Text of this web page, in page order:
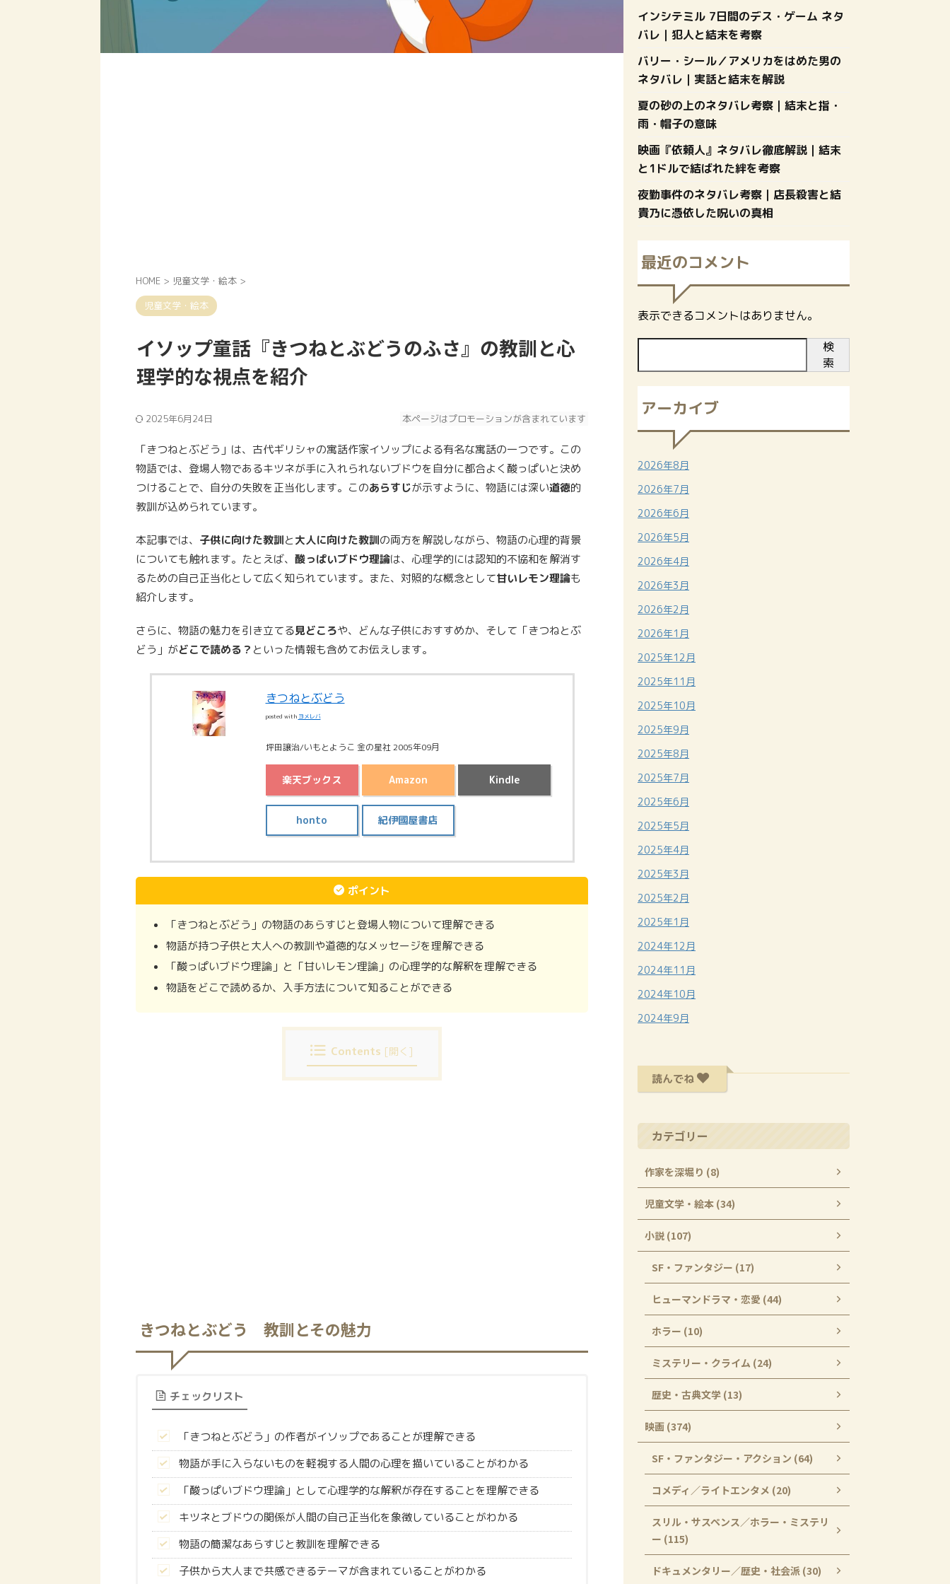
HOME > 児童文学・絵本 >
児童文学・絵本
イソップ童話『きつねとぶどうのふさ』の教訓と心
理学的な視点を紹介
2025年6月24日 本ページはプロモーションが含まれています
「きつねとぶどう」は、古代ギリシャの寓話作家イソップによる有名な寓話の一つです。この
物語では、登場人物であるキツネが手に入れられないブドウを自分に都合よく酸っぱいと決め
つけることで、自分の失敗を正当化します。このあらすじが示すように、物語には深い道徳的
教訓が込められています。
本記事では、 子供に向けた教訓と大人に向けた教訓の両方を解説しながら、物語の心理的背景
についても触れます。たとえば、 酸っぱいブドウ理論は、心理学的には認知的不協和を解消す
るための自己正当化として広く知られています。また、対照的な概念として甘いレモン理論も
紹介します。
さらに、物語の魅力を引き立てる見どころや、どんな子供におすすめか、そして「きつねとぶ
どう」がどこで読める？ といった情報も含めてお伝えします。
きつねとぶどう
posted with ヨメレバ
坪田譲治/いもとようこ 金の星社 2005年09月
楽天ブックス Amazon Kindle
honto 紀伊國屋書店
ポイント
「きつねとぶどう」の物語のあらすじと登場人物について理解できる
物語が持つ子供と大人への教訓や道徳的なメッセージを理解できる
「酸っぱいブドウ理論」と「甘いレモン理論」の心理学的な解釈を理解できる
物語をどこで読めるか、入手方法について知ることができる
Contents [開く ]
きつねとぶどう 教訓とその魅力
チェックリスト
「きつねとぶどう」の作者がイソップであることが理解できる
物語が手に入らないものを軽視する人間の心理を描いていることがわかる
「酸っぱいブドウ理論」として心理学的な解釈が存在することを理解できる
キツネとブドウの関係が人間の自己正当化を象徴していることがわかる
物語の簡潔なあらすじと教訓を理解できる
子供から大人まで共感できるテーマが含まれていることがわかる
インシテミル 7日間のデス・ゲーム ネタ
バレ｜犯人と結末を考察
バリー・シール／アメリカをはめた男の
ネタバレ｜実話と結末を解説
夏の砂の上のネタバレ考察｜結末と指・
雨・帽子の意味
映画『依頼人』ネタバレ徹底解説｜結末
と1ドルで結ばれた絆を考察
夜勤事件のネタバレ考察｜店長殺害と結
貴乃に憑依した呪いの真相
最近のコメント
表示できるコメントはありません。
検
索
アーカイブ
2026年8月
2026年7月
2026年6月
2026年5月
2026年4月
2026年3月
2026年2月
2026年1月
2025年12月
2025年11月
2025年10月
2025年9月
2025年8月
2025年7月
2025年6月
2025年5月
2025年4月
2025年3月
2025年2月
2025年1月
2024年12月
2024年11月
2024年10月
2024年9月
読んでね
カテゴリー
作家を深堀り (8)
児童文学・絵本 (34)
小説 (107)
SF・ファンタジー (17)
ヒューマンドラマ・恋愛 (44)
ホラー (10)
ミステリー・クライム (24)
歴史・古典文学 (13)
映画 (374)
SF・ファンタジー・アクション (64)
コメディ／ライトエンタメ (20)
スリル・サスペンス／ホラー・ミステリ
ー (115)
ドキュメンタリー／歴史・社会派 (30)